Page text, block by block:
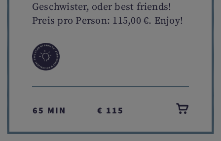
Geschwister, oder best friends!
Preis pro Person: 115,00 €. Enjoy!
65 MIN € 115